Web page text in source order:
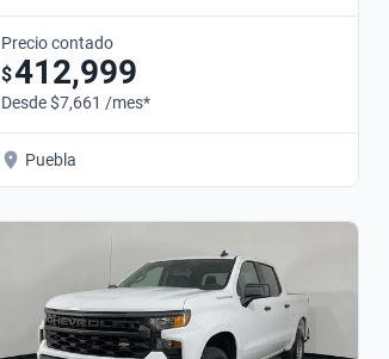
Precio contado
$412,999
Desde $7,661 /mes*
Puebla